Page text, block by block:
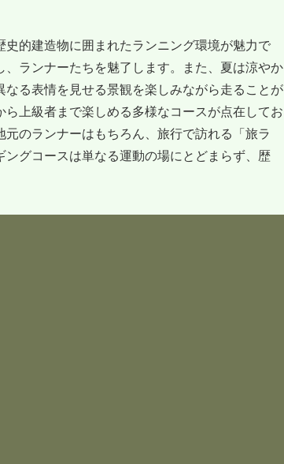
的建造物に囲まれたランニング環境が魅力で
ランナーたちを魅了します。また、夏は涼やか
る表情を見せる景観を楽しみながら走ることが
上級者まで楽しめる多様なコースが点在してお
のランナーはもちろん、旅行で訪れる「旅ラ
グコースは単なる運動の場にとどまらず、歴